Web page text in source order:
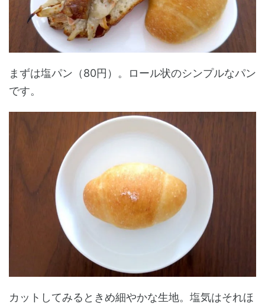
まずは塩パン（80円）。ロール状のシンプルなパン
です。
カットしてみるときめ細やかな生地。塩気はそれほ